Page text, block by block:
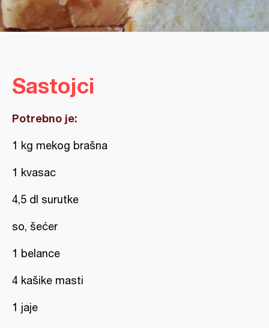
Sastojci
Potrebno je:
1 kg mekog brašna
1 kvasac
4,5 dl surutke
so, šećer
1 belance
4 kašike masti
1 jaje